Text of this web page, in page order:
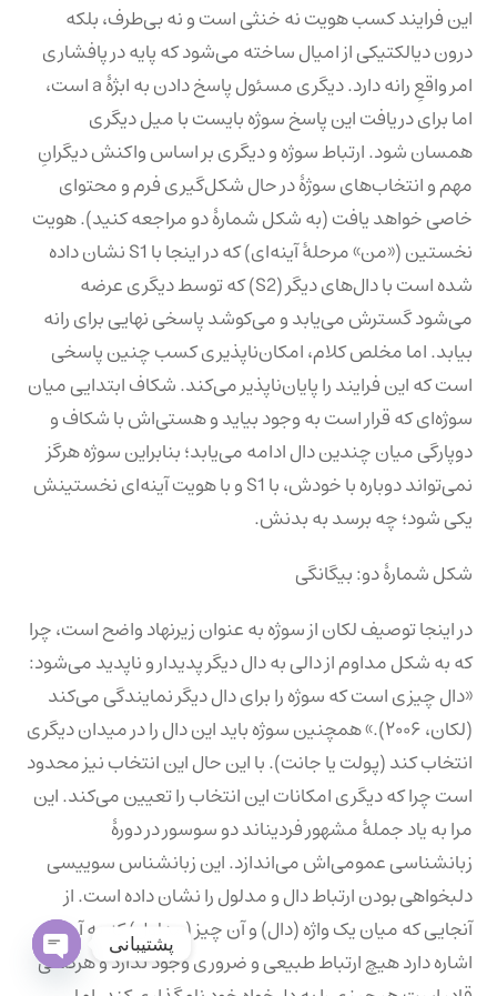
این فرایند کسب هویت نه خنثی است و نه بی‌طرف، بلکه
درون دیالکتیکی از امیال ساخته می‌شود که پایه در پافشاری
امر واقعِ رانه دارد. دیگری مسئول پاسخ دادن به ابژهٔ a است،
اما برای دریافت این پاسخ سوژه بایست با میل دیگری
همسان شود. ارتباط سوژه و دیگری بر اساس واکنش دیگرانِ
مهم و انتخاب‌های سوژهٔ در حال شکل‌گیری فرم و محتوای
خاصی خواهد یافت (به شکل شمارهٔ دو مراجعه‌ کنید). هویت
نخستین («من» مرحلهٔ آینه‌ای) که در اینجا با S1 نشان داده
شده است با دال‌های دیگر (S2) که توسط دیگری عرضه
می‌شود گسترش می‌یابد و می‌کوشد پاسخی نهایی برای رانه
بیابد. اما مخلص کلام، امکان‌ناپذیری کسب چنین پاسخی
است که این فرایند را پایان‌ناپذیر می‌کند. شکاف ابتدایی میان
سوژه‌ای که قرار است به وجود بیاید و هستی‌اش با شکاف و
دوپارگی میان چندین دال ادامه می‌یابد؛ بنابراین سوژه هرگز
نمی‌تواند دوباره با خودش، با S1 و با هویت آینه‌ای نخستینش
یکی شود؛ چه برسد به بدنش.
شکل شمارهٔ دو: بیگانگی
در اینجا توصیف لکان از سوژه به عنوان زیرنهاد واضح است، چرا
که به شکل مداوم از دالی به دال دیگر پدیدار و ناپدید می‌شود:
«دال چیزی است که سوژه را برای دال دیگر نمایندگی می‌کند
(لکان، ۲۰۰۶).» همچنین سوژه باید این دال را در میدان دیگری
انتخاب کند (پولت یا جانت). با این حال این انتخاب نیز محدود
است چرا که دیگری امکانات این انتخاب را تعیین می‌کند. این
مرا به یاد جملهٔ مشهور فردیناند دو سوسور در دورهٔ
زبانشناسی عمومی‌اش می‌اندازد. این زبانشناس سوییسی
دلبخواهی بودن ارتباط دال و مدلول را نشان داده است. از
آنجایی که میان یک واژه (دال) و آن چیز (مدلول) که به آن
اشاره دارد هیچ ارتباط طبیعی و ضروری وجود ندارد و هرکسی
پشتیبانی
Open